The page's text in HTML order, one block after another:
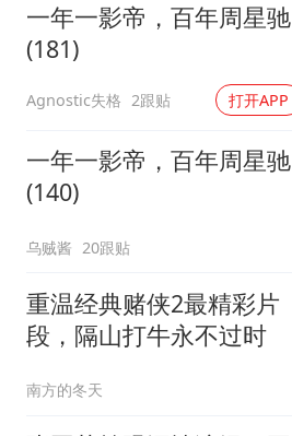
一年一影帝，百年周星驰
(181)
Agnostic失格 2跟贴 打开APP
一年一影帝，百年周星驰
(140)
乌贼酱 20跟贴
重温经典赌侠2最精彩片
段，隔山打牛永不过时
南方的冬天